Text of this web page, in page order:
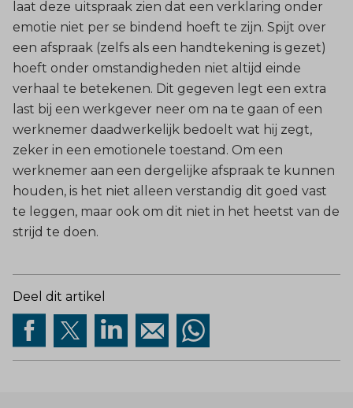
laat deze uitspraak zien dat een verklaring onder
emotie niet per se bindend hoeft te zijn. Spijt over
een afspraak (zelfs als een handtekening is gezet)
hoeft onder omstandigheden niet altijd einde
verhaal te betekenen. Dit gegeven legt een extra
last bij een werkgever neer om na te gaan of een
werknemer daadwerkelijk bedoelt wat hij zegt,
zeker in een emotionele toestand. Om een
werknemer aan een dergelijke afspraak te kunnen
houden, is het niet alleen verstandig dit goed vast
te leggen, maar ook om dit niet in het heetst van de
strijd te doen.
Deel dit artikel